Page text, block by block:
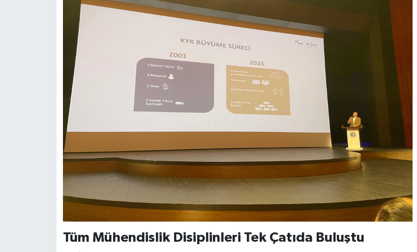
Tüm Mühendislik Disiplinleri Tek Çatıda Buluştu
Video Haber
Yeme-İçme